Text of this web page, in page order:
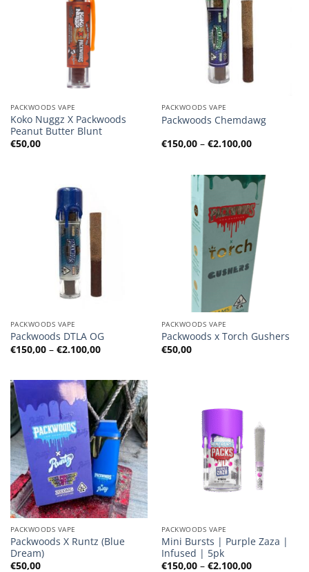
PACKWOODS VAPE
Koko Nuggz X Packwoods
Peanut Butter Blunt
€50,00
PACKWOODS VAPE
Packwoods Chemdawg
€150,00 – €2.100,00
PACKWOODS VAPE
Packwoods DTLA OG
€150,00 – €2.100,00Preisspanne:
€150,00
PACKWOODS VAPE
Packwoods x Torch Gushers
€50,00
PACKWOODS VAPE
Packwoods X Runtz (Blue
Dream)
€50,00
PACKWOODS VAPE
Mini Bursts | Purple Zaza |
Infused | 5pk
€150,00 – €2.100,00